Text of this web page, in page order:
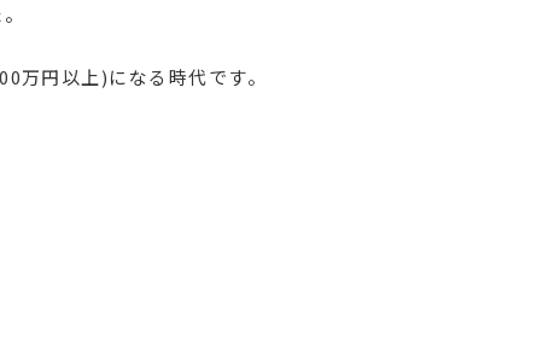
円以上)になる時代です。